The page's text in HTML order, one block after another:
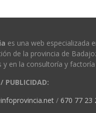
es una web especializada
de la provincia de
y en la consultoría y
PUBLICIDAD:
/ 670 77 23